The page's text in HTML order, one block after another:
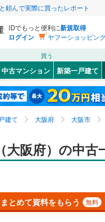
頼んで実際に買ったレポート
IDでもっと便利に新規取得
ログイン
ヤフーショッピン
買う
中古マンション 新築一戸建て
建て 大阪府 大阪市
大阪府）の中古
まとめて資料をもらう 無料
北海道
青森 岩手
東京 神奈川
新潟 長野
大阪 兵庫
東海道本線（JR東海）(2)
北陸本線(10)
紀勢本線（JR西日本）(90)
桜島線 ( 29)
赤穂線(23)
片町線(434)
関西空港線(18)
) (5) (3) (
フォーム、リノベーション
リノベーション・リフォー
（0）
床暖房（0）
駐車場2台以上（0）
（2）
この検索条件の